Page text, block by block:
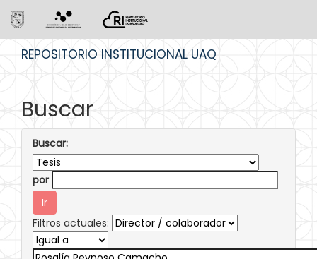
REPOSITORIO INSTITUCIONAL UAQ
Buscar
Buscar:
por
Filtros actuales: